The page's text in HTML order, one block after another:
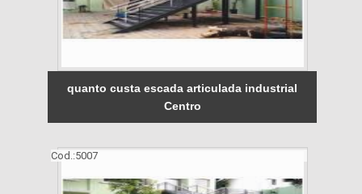
quanto custa escada articulada industrial
Centro
Cod.:5007